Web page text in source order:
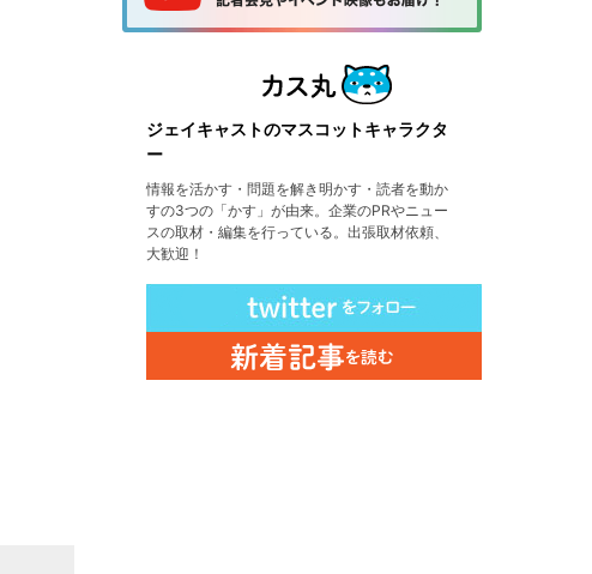
ジェイキャストのマスコットキャラクタ
ー
情報を活かす・問題を解き明かす・読者を動か
すの3つの「かす」が由来。企業のPRやニュー
スの取材・編集を行っている。出張取材依頼、
大歓迎！